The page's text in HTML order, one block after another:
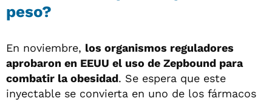
peso?
En noviembre, los organismos reguladores
aprobaron en EEUU el uso de Zepbound para
combatir la obesidad. Se espera que este
inyectable se convierta en uno de los fármacos